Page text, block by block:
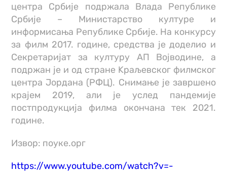
центра Србије подржала Влада Републике
Србије – Министарство културе и
информисања Републике Србије. На конкурсу
за филм 2017. године, средства је доделио и
Секретаријат за културу АП Војводине, а
подржан је и од стране Kраљевског филмског
центра Јордана (РФЦ). Снимање је завршено
крајем 2019, али је услед пандемије
постпродукција филма окончана тек 2021.
године.
Извор: поуке.орг
https://www.youtube.com/watch?v=-